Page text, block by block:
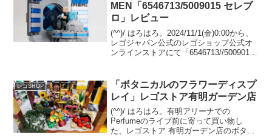
MEN「6546713/5009015 セレブ
ロ」レビュー
(^^)/ はろはろ。2024/11/1(金)0:00から、
レゴジャパン公式のレゴショップ公式オ
ンラインストアにて「6546713//5009015
Men：X...
レゴSHOP
「ボタニカルのフラワーディスプ
レイ」レゴストア有明ガーデン店
(^^)/ はろはろ。有明アリーナでの
Perfumeのライブ前に寄って買い物し
た、レゴストア 有明ガーデン店のボタニ